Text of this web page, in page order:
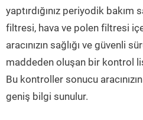
yaptırdığınız periyodik
filtresi, hava ve polen filtresi
aracınızın sağlığı ve güvenli
maddeden oluşan bir kontrol
Bu kontroller sonucu
geniş bilgi sunulur.